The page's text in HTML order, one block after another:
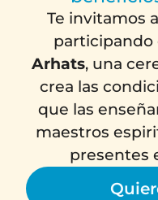
Te invitamos
participando
Arhats, una
crea las
que las
maestros
presentes